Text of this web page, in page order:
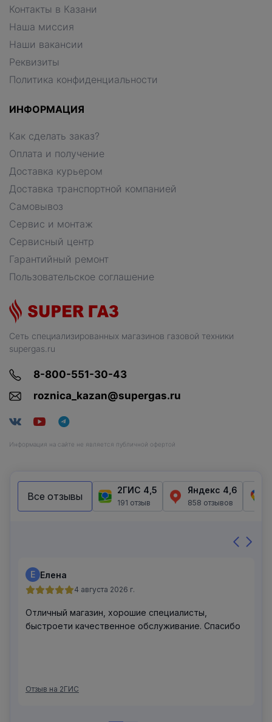
Сеть специализированных магазинов газовой техники
supergas.ru
8-800-551-30-43
roznica_kazan@supergas.ru
Информация на сайте не является публичной офертой
Контакты в Казани
Наша миссия
Наши вакансии
Реквизиты
Политика конфиденциальности
ИНФОРМАЦИЯ
Как сделать заказ?
Оплата и получение
Доставка курьером
Доставка транспортной компанией
Самовывоз
Сервис и монтаж
Сервисный центр
Гарантийный ремонт
Пользовательское соглашение